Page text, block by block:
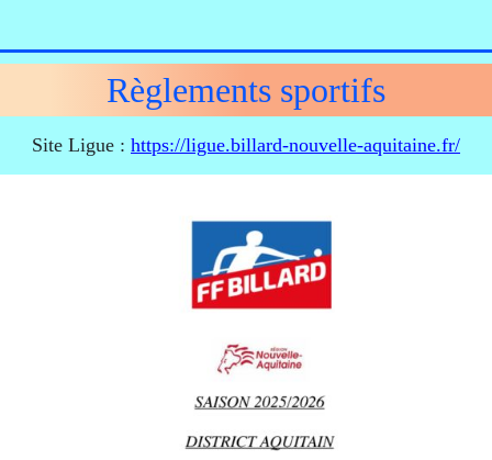
Règlements sportifs
Site Ligue : https://ligue.billard-nouvelle-aquitaine.fr/